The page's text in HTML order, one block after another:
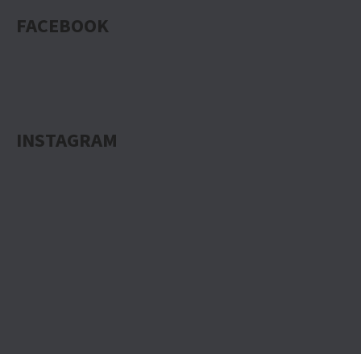
FACEBOOK
INSTAGRAM